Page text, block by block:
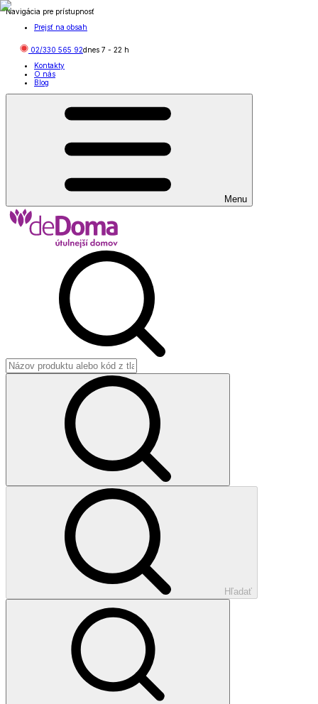
Navigácia pre prístupnosť
Prejsť na obsah
02/330 565 92dnes 7 - 22 h
Kontakty
O nás
Blog
Menu
Hľadať